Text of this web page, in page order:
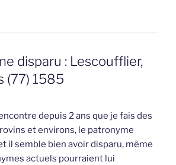
disparu : Lescoufflier,
(77) 1585
depuis 2 ans que je fais des
et environs, le patronyme
il semble bien avoir disparu, même
actuels pourraient lui